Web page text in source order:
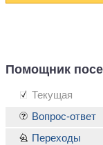
Помощник
Текущая
Вопрос-ответ
Переходы